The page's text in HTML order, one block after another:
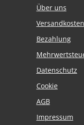
Über uns
Versandkosten
Bezahlung
Datenschutz
Cookie
AGB
Impressum